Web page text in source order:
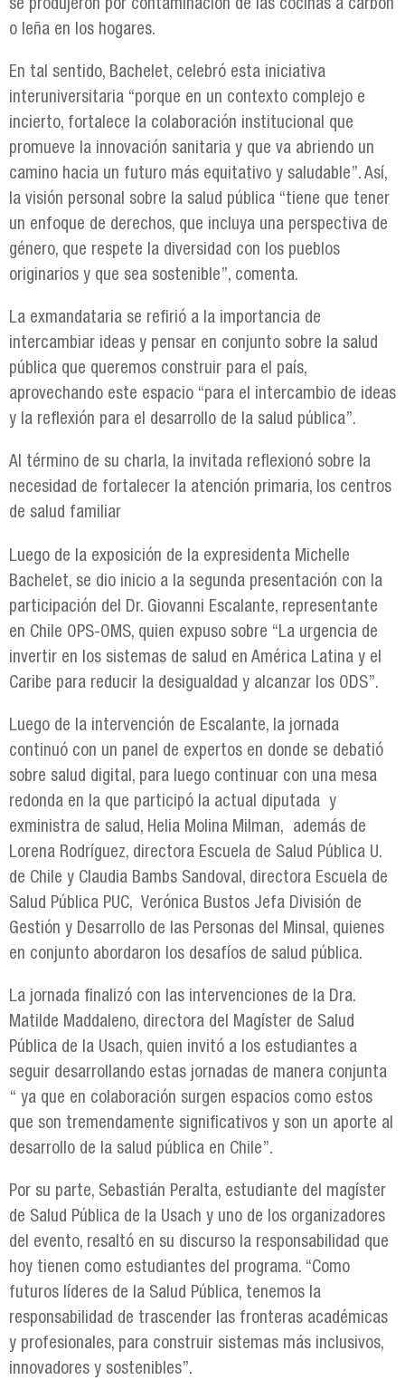
se produjeron por contaminación de las cocinas a carbón
o leña en los hogares.
En tal sentido, Bachelet, celebró esta iniciativa
interuniversitaria “porque en un contexto complejo e
incierto, fortalece la colaboración institucional que
promueve la innovación sanitaria y que va abriendo un
camino hacia un futuro más equitativo y saludable”. Así,
la visión personal sobre la salud pública “tiene que tener
un enfoque de derechos, que incluya una perspectiva de
género, que respete la diversidad con los pueblos
originarios y que sea sostenible”, comenta.
La exmandataria se refirió a la importancia de
intercambiar ideas y pensar en conjunto sobre la salud
pública que queremos construir para el país,
aprovechando este espacio “para el intercambio de ideas
y la reflexión para el desarrollo de la salud pública”.
Al término de su charla, la invitada reflexionó sobre la
necesidad de fortalecer la atención primaria, los centros
de salud familiar
Luego de la exposición de la expresidenta Michelle
Bachelet, se dio inicio a la segunda presentación con la
participación del Dr. Giovanni Escalante, representante
en Chile OPS-OMS, quien expuso sobre “La urgencia de
invertir en los sistemas de salud en América Latina y el
Caribe para reducir la desigualdad y alcanzar los ODS”.
Luego de la intervención de Escalante, la jornada
continuó con un panel de expertos en donde se debatió
sobre salud digital, para luego continuar con una mesa
redonda en la que participó la actual diputada y
exministra de salud, Helia Molina Milman, además de
Lorena Rodríguez, directora Escuela de Salud Pública U.
de Chile y Claudia Bambs Sandoval, directora Escuela de
Salud Pública PUC, Verónica Bustos Jefa División de
Gestión y Desarrollo de las Personas del Minsal, quienes
en conjunto abordaron los desafíos de salud pública.
La jornada finalizó con las intervenciones de la Dra.
Matilde Maddaleno, directora del Magíster de Salud
Pública de la Usach, quien invitó a los estudiantes a
seguir desarrollando estas jornadas de manera conjunta
“ ya que en colaboración surgen espacios como estos
que son tremendamente significativos y son un aporte al
desarrollo de la salud pública en Chile”.
Por su parte, Sebastián Peralta, estudiante del magíster
de Salud Pública de la Usach y uno de los organizadores
del evento, resaltó en su discurso la responsabilidad que
hoy tienen como estudiantes del programa. “Como
futuros líderes de la Salud Pública, tenemos la
responsabilidad de trascender las fronteras académicas
y profesionales, para construir sistemas más inclusivos,
innovadores y sostenibles”.